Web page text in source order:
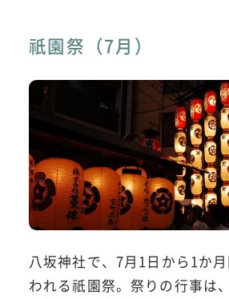
祇園祭（7月）
八坂神社で、7月1日から1か
われる祇園祭。祭りの行事は